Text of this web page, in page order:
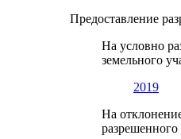
Предоставление
На условно
земельного
2019
На
разрешенного